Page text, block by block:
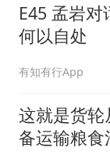
E45 孟岩对
何以自处
有知有行App
这就是货
备运输粮食